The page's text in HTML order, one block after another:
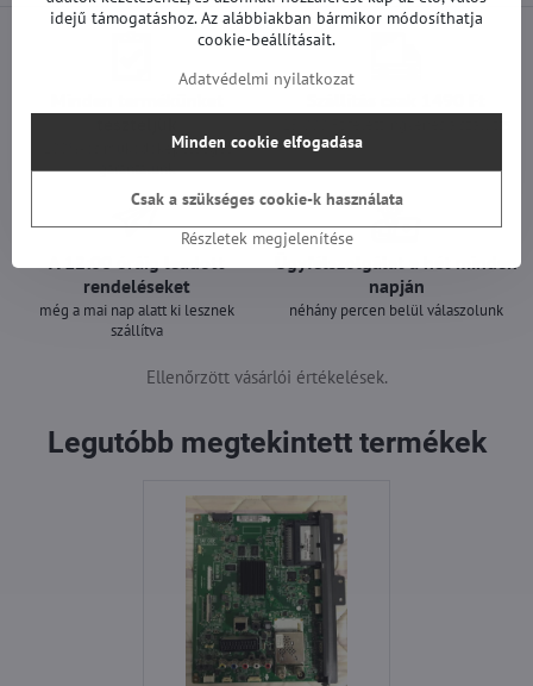
100%-os működőképességet
garantálunk
A 12:00 óráig leadott
rendeléseket
még a mai nap alatt ki lesznek
szállítva
Ügyfélszolgálat a hét minden
napján
néhány percen belül válaszolunk
Ellenőrzött vásárlói értékelések.
Legutóbb megtekintett termékek
idejű támogatáshoz. Az alábbiakban bármikor módosíthatja
cookie-beállításait.
Adatvédelmi nyilatkozat
Részletek megjelenítése
Minden cookie elfogadása
Csak a szükséges cookie-k használata